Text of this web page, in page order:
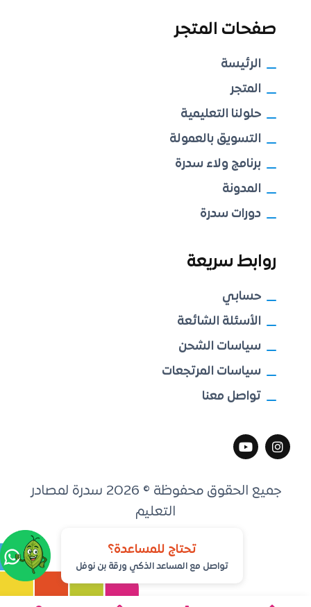
صفحات المتجر
الرئيسة
المتجر
حلولنا التعليمية
التسويق بالعمولة
برنامج ولاء سدرة
المدونة
دورات سدرة
روابط سريعة
حسابي
الأسئلة الشائعة
سياسات الشحن
سياسات المرتجعات
تواصل معنا
تحتاج للمساعدة؟
تواصل مع المساعد الذكي ورقة بن نوفل
جميع الحقوق محفوظة © 2026 سدرة لمصادر
التعليم
تطويرمكين التقنية